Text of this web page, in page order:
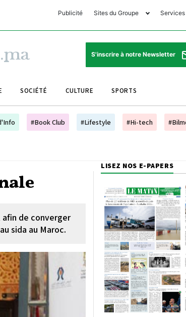
Publicité Sites du Groupe
Club Avantages
Le Matin Sports
Le Matin Store
Le Matin Annonces
Morocco Today Forum
Bookclub
Services
Horaires de prières
Pharmacies de garde
Programme TV
Cinéma
S'inscrire à notre Newsletter
SOCIÉTÉ CULTURE SPORTS
#Book Club #Lifestyle #Hi-tech
afin de converger
sida au Maroc.
LISEZ NOS E-PAPERS